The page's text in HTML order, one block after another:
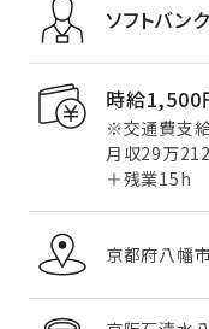
ソフトバン
時給1,500
※交通費支給
月収29万
＋残業15h
京都府八幡